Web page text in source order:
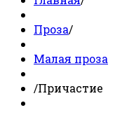
Проза/
Малая проза
/Причастие